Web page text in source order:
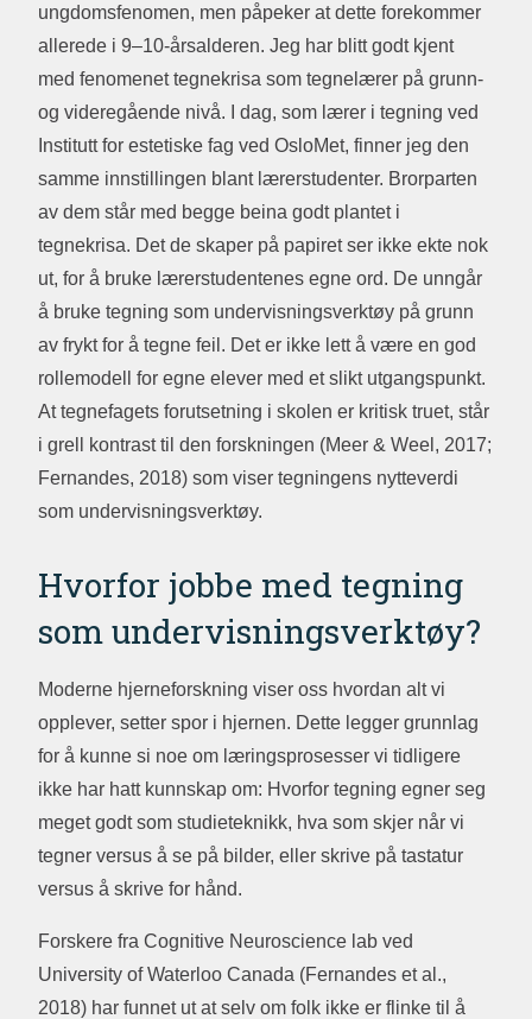
ungdomsfenomen, men påpeker at dette forekommer
allerede i 9–10-årsalderen. Jeg har blitt godt kjent
med fenomenet tegnekrisa som tegnelærer på grunn-
og videregående nivå. I dag, som lærer i tegning ved
Institutt for estetiske fag ved OsloMet, finner jeg den
samme innstillingen blant lærerstudenter. Brorparten
av dem står med begge beina godt plantet i
tegnekrisa. Det de skaper på papiret ser ikke ekte nok
ut, for å bruke lærerstudentenes egne ord. De unngår
å bruke tegning som undervisningsverktøy på grunn
av frykt for å tegne feil. Det er ikke lett å være en god
rollemodell for egne elever med et slikt utgangspunkt.
At tegnefagets forutsetning i skolen er kritisk truet, står
i grell kontrast til den forskningen (Meer & Weel, 2017;
Fernandes, 2018) som viser tegningens nytteverdi
som undervisningsverktøy.
Hvorfor jobbe med tegning
som undervisningsverktøy?
Moderne hjerneforskning viser oss hvordan alt vi
opplever, setter spor i hjernen. Dette legger grunnlag
for å kunne si noe om læringsprosesser vi tidligere
ikke har hatt kunnskap om: Hvorfor tegning egner seg
meget godt som studieteknikk, hva som skjer når vi
tegner versus å se på bilder, eller skrive på tastatur
versus å skrive for hånd.
Forskere fra Cognitive Neuroscience lab ved
University of Waterloo Canada (Fernandes et al.,
2018) har funnet ut at selv om folk ikke er flinke til å